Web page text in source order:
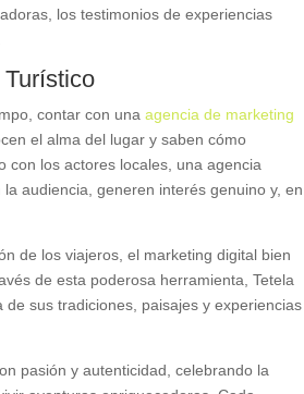
los testimonios de experiencias
contar con unaagencia de marketing
el alma del lugar y saben cómo
con los actores locales, una agencia
audiencia, generen interés genuino y, en
de los viajeros, el marketing digital bien
de esta poderosa herramienta, Tetela
sus tradiciones, paisajes y experiencias
pasión y autenticidad, celebrando la